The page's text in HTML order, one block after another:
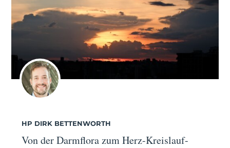
HP DIRK BETTENWORTH
Von der Darmflora zum Herz-Kreislauf-